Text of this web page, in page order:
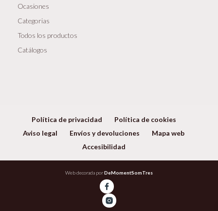
Ocasiones
Categorias
Todos los productos
Catálogos
Política de privacidad
Política de cookies
Aviso legal
Envíos y devoluciones
Mapa web
Accesibilidad
Web decorada porDeMomentSomTres